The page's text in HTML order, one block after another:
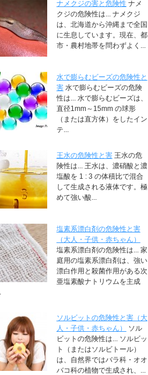
ナメクジの害と危険性 ナメ
クジの危険性は... ナメクジ
は、北海道から沖縄まで全国
に生息しています。現在、都
市・農村地帯を問わずよく...
水で膨らむビーズの危険性と
害 水で膨らむビーズの危険
性は... 水で膨らむビーズは、
直径1mm～15mm の球形
（または直方体）をしたイン
テ...
王水の危険性と害 王水の危
険性は... 王水は、濃硝酸と濃
塩酸を 1 : 3 の体積比で混合
して生成される液体です。極
めて強い酸...
塩素系漂白剤の危険性と害
（大人・子供・赤ちゃん）
塩素系漂白剤の危険性は... 家
庭用の塩素系漂白剤は、強い
漂白作用と殺菌作用がある次
亜塩素酸ナトリウムを主成
ソルビットの危険性と害（大
人・子供・赤ちゃん）
ソル
ビットの危険性は... ソルビッ
ト（またはソルビトール）
は、自然界ではバラ科・オオ
バコ科の植物で生成され、...